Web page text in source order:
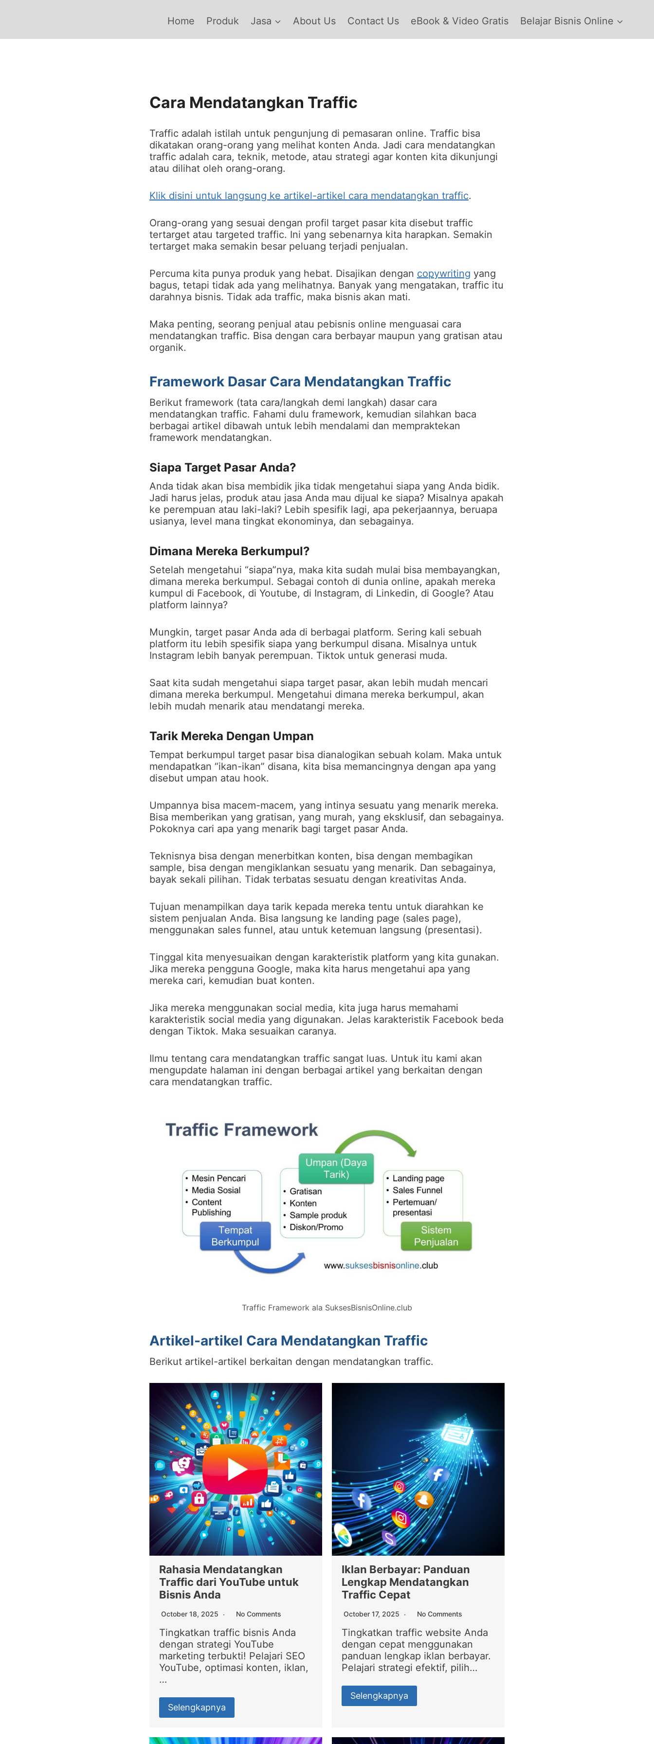
Home Produk Jasa About Us Contact Us eBook & Video Gratis Belajar Bisnis Online
Cara Mendatangkan Traffic
Traffic adalah istilah untuk pengunjung di pemasaran online. Traffic bisa
dikatakan orang-orang yang melihat konten Anda. Jadi cara mendatangkan
traffic adalah cara, teknik, metode, atau strategi agar konten kita dikunjungi
atau dilihat oleh orang-orang.
Klik disini untuk langsung ke artikel-artikel cara mendatangkan traffic.
Orang-orang yang sesuai dengan profil target pasar kita disebut traffic
tertarget atau targeted traffic. Ini yang sebenarnya kita harapkan. Semakin
tertarget maka semakin besar peluang terjadi penjualan.
Percuma kita punya produk yang hebat. Disajikan dengan copywriting yang
bagus, tetapi tidak ada yang melihatnya. Banyak yang mengatakan, traffic itu
darahnya bisnis. Tidak ada traffic, maka bisnis akan mati.
Maka penting, seorang penjual atau pebisnis online menguasai cara
mendatangkan traffic. Bisa dengan cara berbayar maupun yang gratisan atau
organik.
Framework Dasar Cara Mendatangkan Traffic
Berikut framework (tata cara/langkah demi langkah) dasar cara
mendatangkan traffic. Fahami dulu framework, kemudian silahkan baca
berbagai artikel dibawah untuk lebih mendalami dan mempraktekan
framework mendatangkan.
Siapa Target Pasar Anda?
Anda tidak akan bisa membidik jika tidak mengetahui siapa yang Anda bidik.
Jadi harus jelas, produk atau jasa Anda mau dijual ke siapa? Misalnya apakah
ke perempuan atau laki-laki? Lebih spesifik lagi, apa pekerjaannya, beruapa
usianya, level mana tingkat ekonominya, dan sebagainya.
Dimana Mereka Berkumpul?
Setelah mengetahui “siapa”nya, maka kita sudah mulai bisa membayangkan,
dimana mereka berkumpul. Sebagai contoh di dunia online, apakah mereka
kumpul di Facebook, di Youtube, di Instagram, di Linkedin, di Google? Atau
platform lainnya?
Mungkin, target pasar Anda ada di berbagai platform. Sering kali sebuah
platform itu lebih spesifik siapa yang berkumpul disana. Misalnya untuk
Instagram lebih banyak perempuan. Tiktok untuk generasi muda.
Saat kita sudah mengetahui siapa target pasar, akan lebih mudah mencari
dimana mereka berkumpul. Mengetahui dimana mereka berkumpul, akan
lebih mudah menarik atau mendatangi mereka.
Tarik Mereka Dengan Umpan
Tempat berkumpul target pasar bisa dianalogikan sebuah kolam. Maka untuk
mendapatkan “ikan-ikan” disana, kita bisa memancingnya dengan apa yang
disebut umpan atau hook.
Umpannya bisa macem-macem, yang intinya sesuatu yang menarik mereka.
Bisa memberikan yang gratisan, yang murah, yang eksklusif, dan sebagainya.
Pokoknya cari apa yang menarik bagi target pasar Anda.
Teknisnya bisa dengan menerbitkan konten, bisa dengan membagikan
sample, bisa dengan mengiklankan sesuatu yang menarik. Dan sebagainya,
bayak sekali pilihan. Tidak terbatas sesuatu dengan kreativitas Anda.
Tujuan menampilkan daya tarik kepada mereka tentu untuk diarahkan ke
sistem penjualan Anda. Bisa langsung ke landing page (sales page),
menggunakan sales funnel, atau untuk ketemuan langsung (presentasi).
Tinggal kita menyesuaikan dengan karakteristik platform yang kita gunakan.
Jika mereka pengguna Google, maka kita harus mengetahui apa yang
mereka cari, kemudian buat konten.
Jika mereka menggunakan social media, kita juga harus memahami
karakteristik social media yang digunakan. Jelas karakteristik Facebook beda
dengan Tiktok. Maka sesuaikan caranya.
Ilmu tentang cara mendatangkan traffic sangat luas. Untuk itu kami akan
mengupdate halaman ini dengan berbagai artikel yang berkaitan dengan
cara mendatangkan traffic.
Traffic Framework ala SuksesBisnisOnline.club
Artikel-artikel Cara Mendatangkan Traffic
Berikut artikel-artikel berkaitan dengan mendatangkan traffic.
Rahasia Mendatangkan
Traffic dari YouTube untuk
Bisnis Anda
October 18, 2025 No Comments
Tingkatkan traffic bisnis Anda
dengan strategi YouTube
marketing terbukti! Pelajari SEO
YouTube, optimasi konten, iklan,
…
Selengkapnya
Iklan Berbayar: Panduan
Lengkap Mendatangkan
Traffic Cepat
October 17, 2025 No Comments
Tingkatkan traffic website Anda
dengan cepat menggunakan
panduan lengkap iklan berbayar.
Pelajari strategi efektif, pilih…
Selengkapnya